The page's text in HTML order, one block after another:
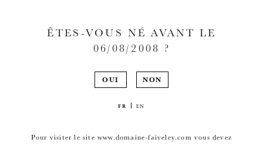
ÊTES-VOUS NÉ AVANT LE
06/08/2008 ?
OUI NON
FR EN
Pour visiter le site www.domaine-faiveley.com vous devez